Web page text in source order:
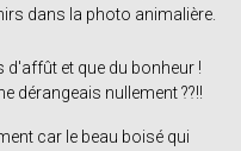
dans la photo animalière.
d'affût et que du bonheur !
dérangeais nullement ??!!
car le beau boisé qui